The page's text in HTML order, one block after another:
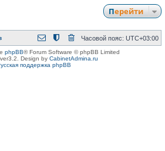
Перейти
Часовой пояс: UTC+03:00
phpBB® Forum Software © phpBB Limited
Design by CabinetAdmina.ru
поддержка phpBB